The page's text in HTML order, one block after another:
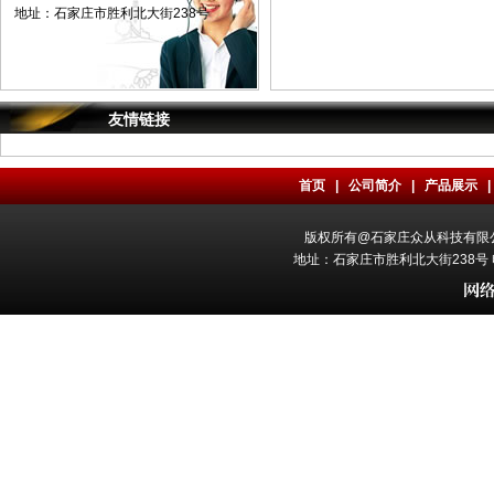
地址：石家庄市胜利北大街238号
友情链接
首页|公司简介|产品展示
版权所有@石家庄众从科技有
地址：石家庄市胜利北大街238